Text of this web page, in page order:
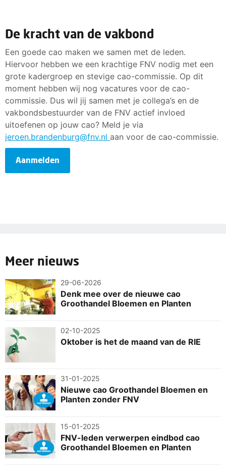
De kracht van de vakbond
Een goede cao maken we samen met de leden.
Hiervoor hebben we een krachtige FNV nodig met een
grote kadergroep en stevige cao-commissie. Op dit
moment hebben wij nog vacatures voor de cao-
commissie. Dus wil jij samen met je collega’s en de
vakbondsbestuurder van de FNV actief invloed
uitoefenen op jouw cao? Meld je via
jeroen.brandenburg@fnv.nl aan voor de cao-commissie.
Aanmelden
Meer nieuws
29-06-2026
Denk mee over de nieuwe cao
Groothandel Bloemen en Planten
02-10-2025
Oktober is het de maand van de RIE
31-01-2025
Nieuwe cao Groothandel Bloemen en
Planten zonder FNV
15-01-2025
FNV-leden verwerpen eindbod cao
Groothandel Bloemen en Planten